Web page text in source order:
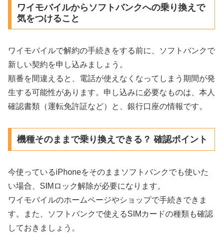
ワイモバイルからソフトバンクへの乗り換えで
気をつけること
ワイモバイルで解約の手続きをする前に、ソフトバンクで
新しい契約を申し込みましょう。
順番を間違えると、電話が使えなくなってしまう期間が発
生する可能性があります。申し込みに必要なものは、本人
確認書類（運転免許証など）と、銀行口座の情報です。
機種そのままで乗り換えできる？ 確認ポイント
今使っているiPhoneをそのままソフトバンクでも使いた
い場合、SIMロック解除が必要になります。
ワイモバイルのホームページやショップで手続きできま
す。また、ソフトバンクで使えるSIMカードの種類も確認
しておきましょう。